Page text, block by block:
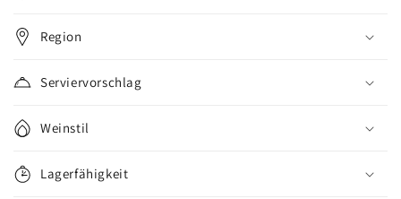
Region
Serviervorschlag
Weinstil
Lagerfähigkeit